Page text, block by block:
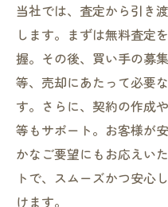
当社では、査定から引き
します。まずは無料査定
握。その後、買い手の募
等、売却にあたって必要
す。さらに、契約の作成
等もサポート。お客様が
かなご要望にもお応えい
トで、スムーズかつ安心
けます。